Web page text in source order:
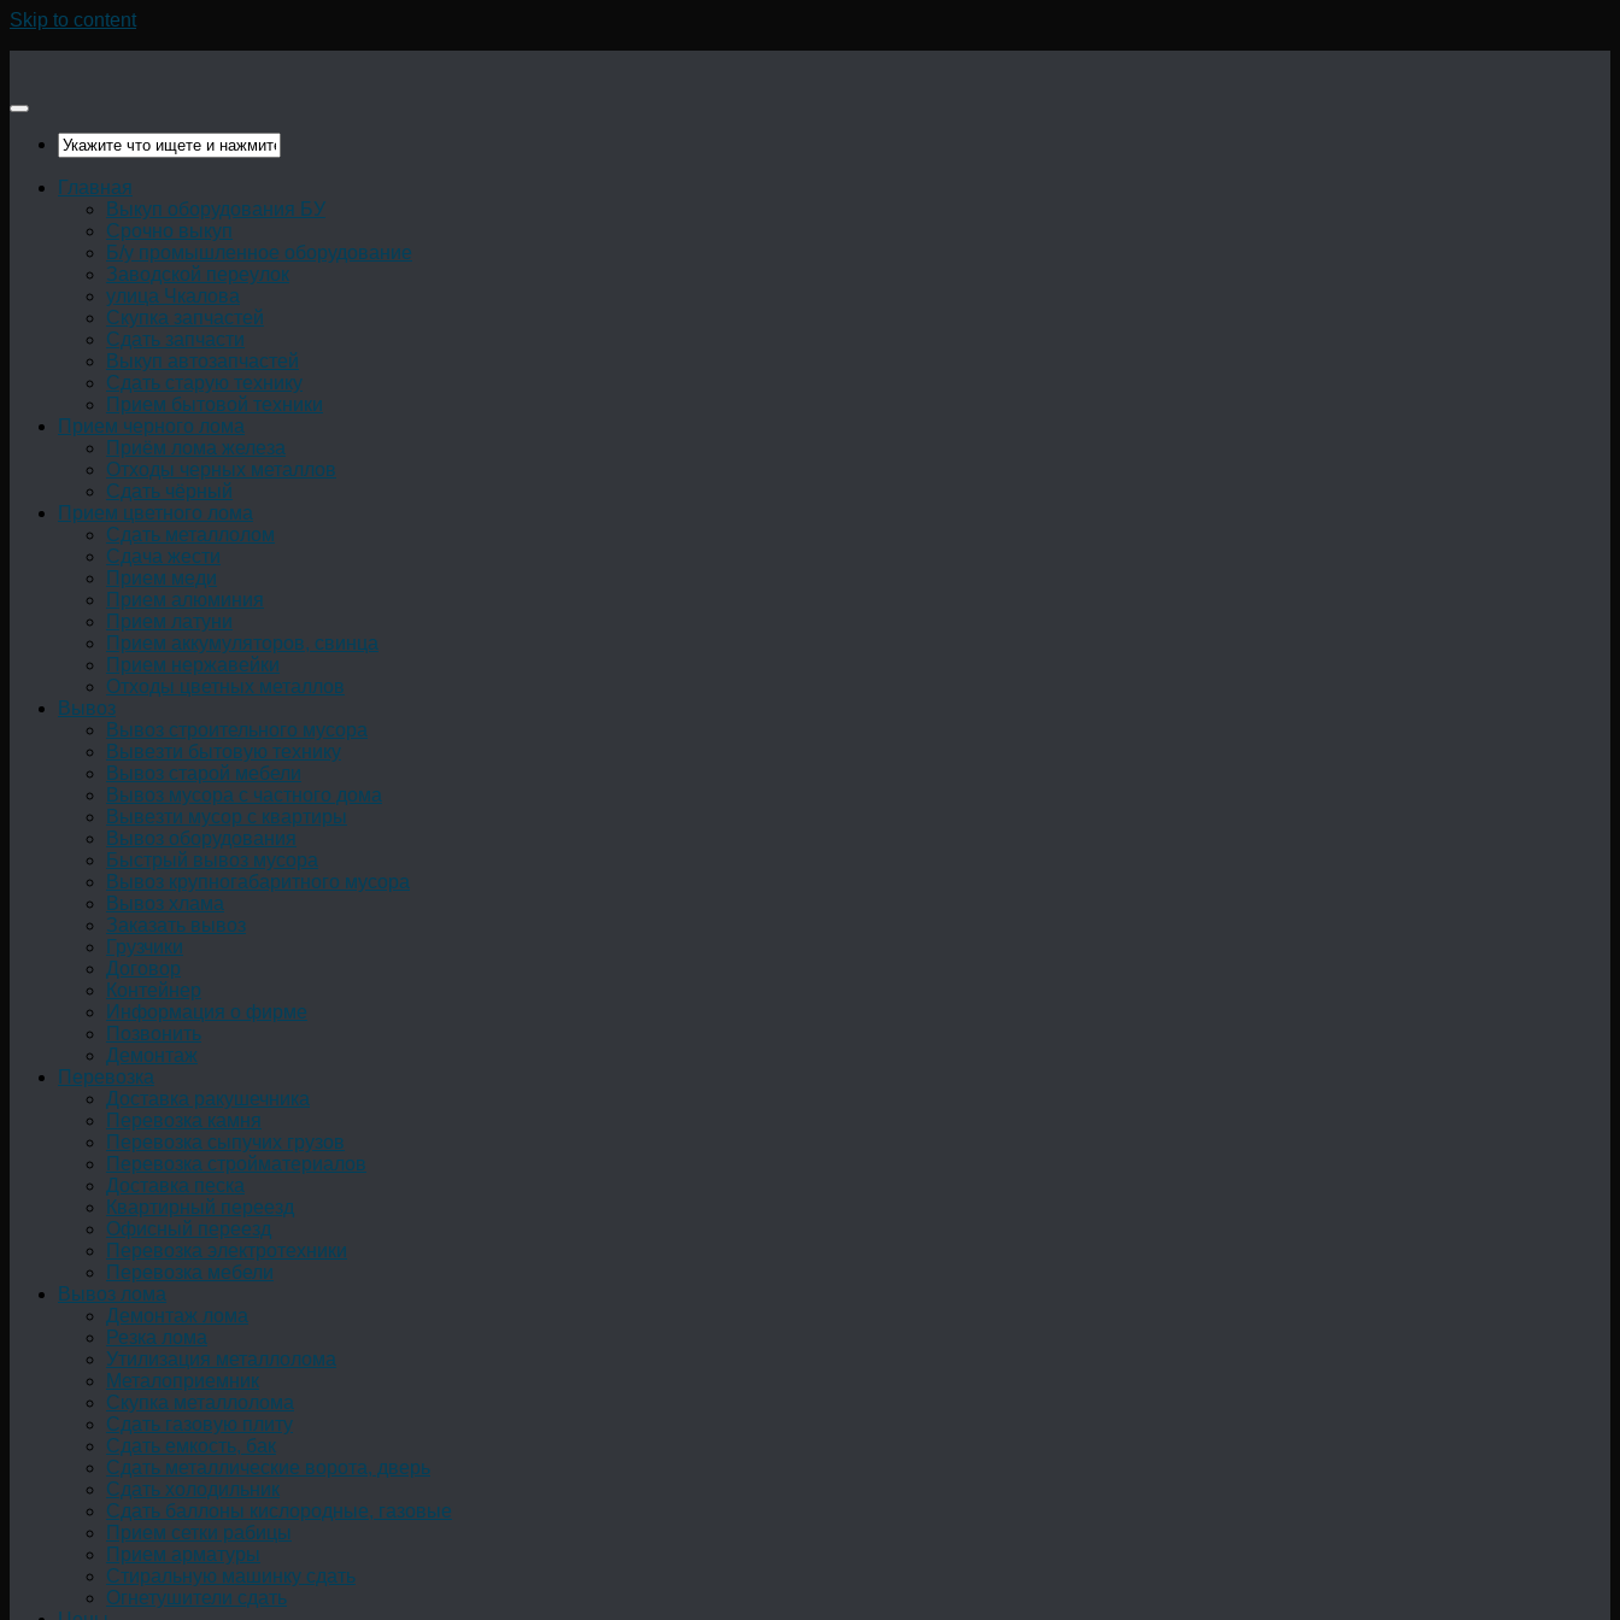
Skip to content
Главная
Выкуп оборудования БУ
Срочно выкуп
Б/у промышленное оборудование
Заводской переулок
улица Чкалова
Скупка запчастей
Сдать запчасти
Выкуп автозапчастей
Сдать старую технику
Прием бытовой техники
Прием черного лома
Приём лома железа
Отходы черных металлов
Сдать чёрный
Прием цветного лома
Сдать металлолом
Сдача жести
Прием меди
Прием алюминия
Прием латуни
Прием аккумуляторов, свинца
Прием нержавейки
Отходы цветных металлов
Вывоз
Вывоз строительного мусора
Вывезти бытовую технику
Вывоз старой мебели
Вывоз мусора с частного дома
Вывезти мусор с квартиры
Вывоз оборудования
Быстрый вывоз мусора
Вывоз крупногабаритного мусора
Вывоз хлама
Заказать вывоз
Грузчики
Договор
Контейнер
Информация о фирме
Позвонить
Демонтаж
Перевозка
Доставка ракушечника
Перевозка камня
Перевозка сыпучих грузов
Перевозка стройматериалов
Доставка песка
Квартирный переезд
Офисный переезд
Перевозка электротехники
Перевозка мебели
Вывоз лома
Демонтаж лома
Резка лома
Утилизация металлолома
Металоприемник
Скупка металлолома
Сдать газовую плиту
Сдать емкость, бак
Cдать металлические ворота, дверь
Сдать холодильник
Сдать баллоны кислородные, газовые
Прием сетки рабицы
Прием арматуры
Стиральную машинку сдать
Огнетушители сдать